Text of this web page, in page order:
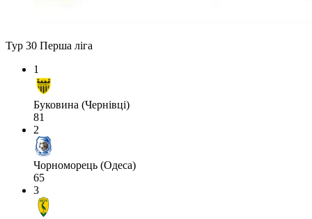
Тур 30 Перша ліга
1
Буковина (Чернівці)
81
2
Чорноморець (Одеса)
65
3